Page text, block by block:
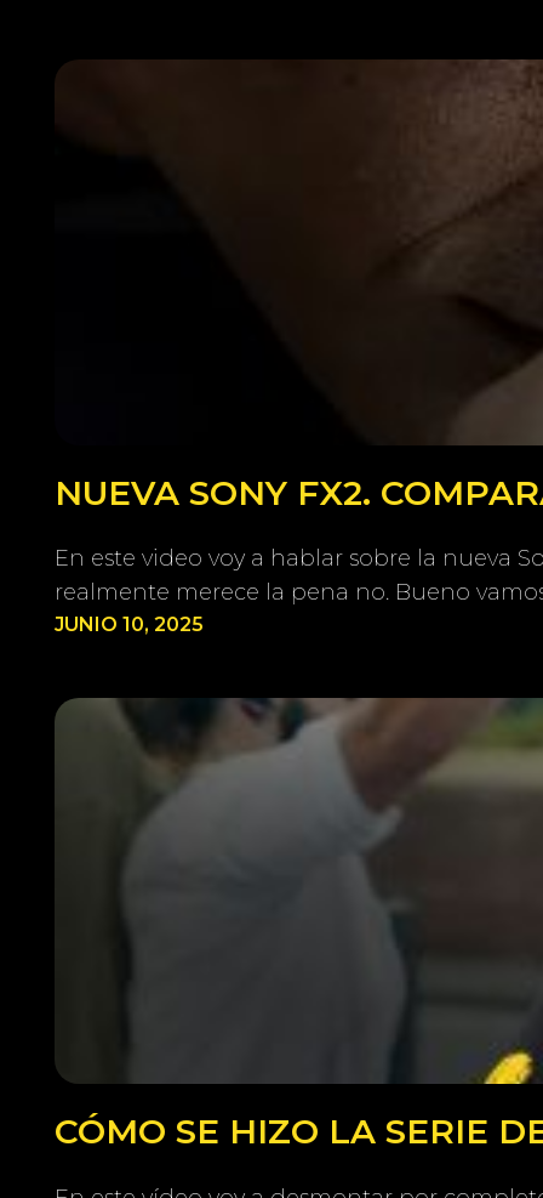
NUEVA SONY FX2.
En este video voy a hablar sobre la nueva
realmente merece la pena no. Bueno
JUNIO 10, 2025
CÓMO SE HIZO LA SERIE